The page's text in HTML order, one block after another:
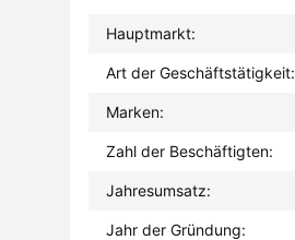
Hauptmarkt:
Art der Geschäftstätigkeit:
Marken:
Zahl der Beschäftigten:
Jahresumsatz:
Jahr der Gründung: